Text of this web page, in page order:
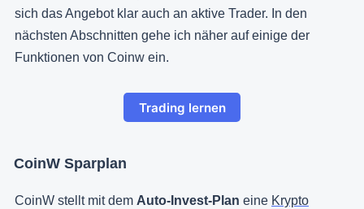
sich das Angebot klar auch an aktive Trader. In den
nächsten Abschnitten gehe ich näher auf einige der
Funktionen von Coinw ein.
Trading lernen
CoinW Sparplan
CoinW stellt mit dem Auto-Invest-Plan eine Krypto